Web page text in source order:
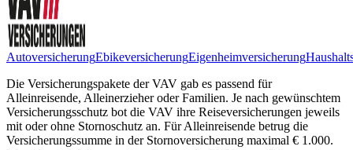
AutoversicherungEbikeversicherungEigenheimversicherung
Die Versicherungspakete der VAV gab es passend für
Alleinreisende, Alleinerzieher oder Familien. Je nach gewünschtem
Versicherungsschutz bot die VAV ihre Reiseversicherungen jeweils
mit oder ohne Stornoschutz an. Für Alleinreisende betrug die
Versicherungssumme in der Stornoversicherung maximal € 1.000.